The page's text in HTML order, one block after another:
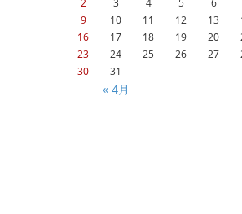
« 4月
9
10 11 12 13
16
17 18 19 20
23
24 25 26 27
30
31